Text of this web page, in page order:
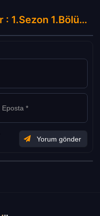
How I Met Your Father : 1.Sezon 1.Bölüm Hakkında Yorumlar